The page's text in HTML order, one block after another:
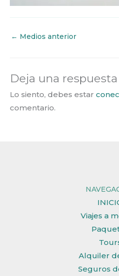
← Medios anterior
Deja una respuesta
Lo siento, debes estar
comentario.
Viajes a
Alquiler
Seguros